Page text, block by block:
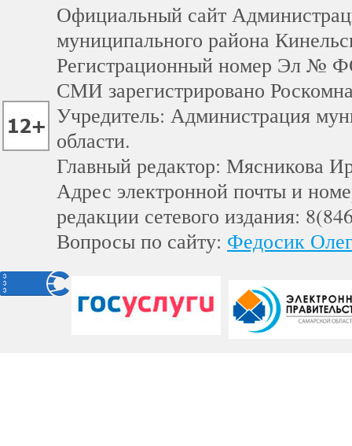
Официальный сайт
муниципального района
Регистрационный номер Эл №
СМИ зарегистрировано
Учредитель: Администрация
области.
Главный редактор: Мясникова
Адрес электронной почты и
редакции сетевого издания:
Вопросы по сайту: Федосик